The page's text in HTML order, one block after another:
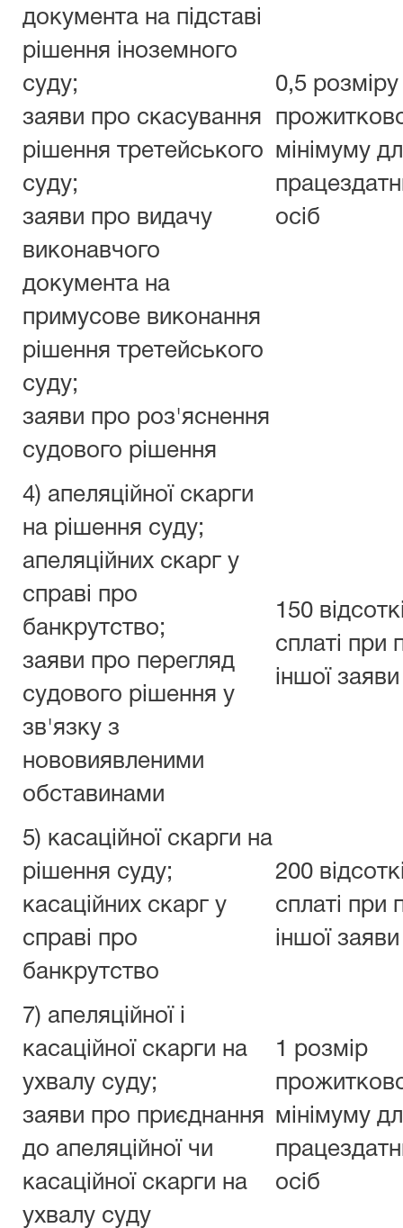
документа на підставі
рішення іноземного
суду;
заяви про скасування
рішення третейського
суду;
заяви про видачу
виконавчого
документа на
примусове виконання
рішення третейського
суду;
заяви про роз'яснення
судового рішення
0,5 розміру
мінімуму
осіб
4) апеляційної скарги
на рішення суду;
апеляційних скарг у
справі про
банкрутство;
заяви про перегляд
судового рішення у
зв'язку з
нововиявленими
обставинами
150
сплаті при
іншої
5) касаційної скарги на
рішення суду;
касаційних скарг у
справі про
банкрутство
200
сплаті при
іншої
7) апеляційної і
касаційної скарги на
ухвалу суду;
заяви про приєднання
до апеляційної чи
касаційної скарги на
ухвалу суду
1 розмір
мінімуму
осіб